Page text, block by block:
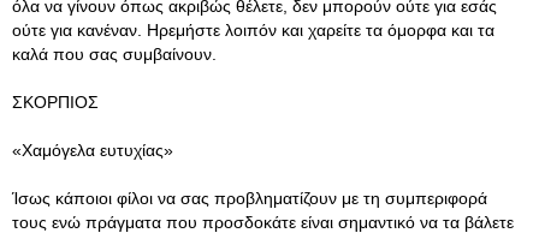
όλα να γίνουν όπως ακριβώς θέλετε, δεν μπορούν ούτε για εσάς
ούτε για κανέναν. Ηρεμήστε λοιπόν και χαρείτε τα όμορφα και τα
καλά που σας συμβαίνουν.
ΣΚΟΡΠΙΟΣ
«Χαμόγελα ευτυχίας»
Ίσως κάποιοι φίλοι να σας προβληματίζουν με τη συμπεριφορά
τους ενώ πράγματα που προσδοκάτε είναι σημαντικό να τα βάλετε